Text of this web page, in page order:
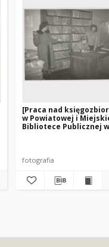
[Praca nad
w Powiatowej i
Bibliotece Publicznej w
fotografia